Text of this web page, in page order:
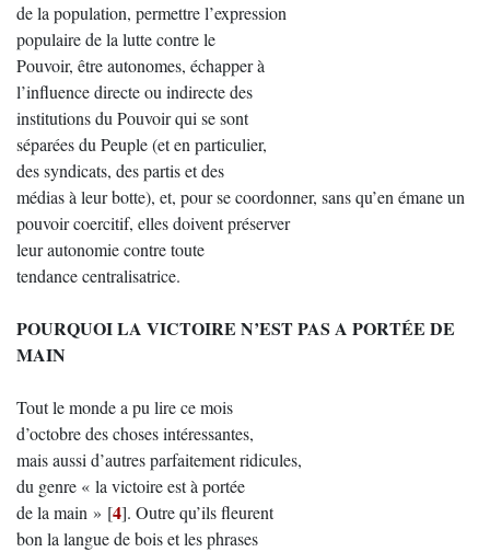
de la population, permettre l’expression
populaire de la lutte contre le
Pouvoir, être autonomes, échapper à
l’influence directe ou indirecte des
institutions du Pouvoir qui se sont
séparées du Peuple (et en particulier,
des syndicats, des partis et des
médias à leur botte), et, pour se coordonner, sans qu’en émane un
pouvoir coercitif, elles doivent préserver
leur autonomie contre toute
tendance centralisatrice.
POURQUOI LA VICTOIRE N’EST PAS A PORTÉE DE
MAIN
Tout le monde a pu lire ce mois
d’octobre des choses intéressantes,
mais aussi d’autres parfaitement ridicules,
du genre « la victoire est à portée
de la main » [4]. Outre qu’ils fleurent
bon la langue de bois et les phrases